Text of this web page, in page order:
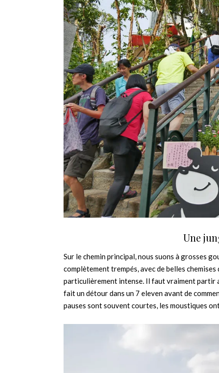
Une
Sur le chemin principal, nous suons à grosses
complètement trempés, avec de belles
particulièrement intense. Il faut vraiment partir
fait un détour dans un 7 eleven avant de
pauses sont souvent courtes, les moustiques